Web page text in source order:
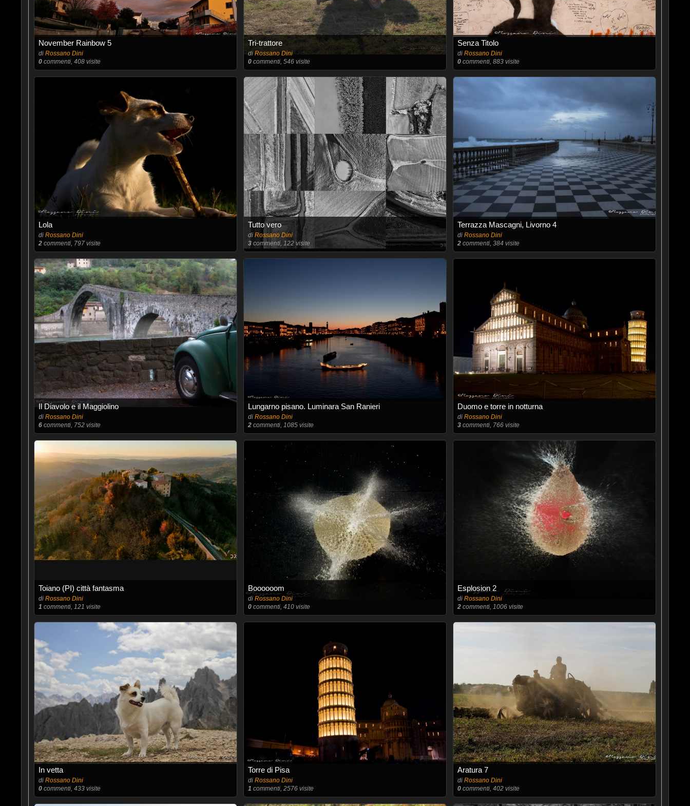
November Rainbow 5
di Rossano Dini
0commenti, 408 visite
Tri-trattore
diRossano Dini
0commenti, 546 visite
Senza Titolo
diRossano Dini
0 commenti, 883 visite
Lola
di Rossano Dini
2commenti, 797 visite
Tutto vero
di Rossano Dini
3commenti, 122 visite
Terrazza Mascagni, Livorno 4
diRossano Dini
2 commenti, 384 visite
Il Diavolo e il Maggiolino
di Rossano Dini
6commenti, 752 visite
Lungarno pisano. Luminara San Ranieri
di Rossano Dini
2commenti, 1085 visite
Duomo e torre in notturna
diRossano Dini
3 commenti, 766 visite
Toiano (PI) città fantasma
di Rossano Dini
1 commenti, 121 visite
Boooooom
di Rossano Dini
0commenti, 410 visite
Esplosion 2
diRossano Dini
2 commenti, 1006 visite
In vetta
di Rossano Dini
0commenti, 433 visite
Torre di Pisa
di Rossano Dini
1 commenti, 2576 visite
Aratura 7
diRossano Dini
0 commenti, 402 visite